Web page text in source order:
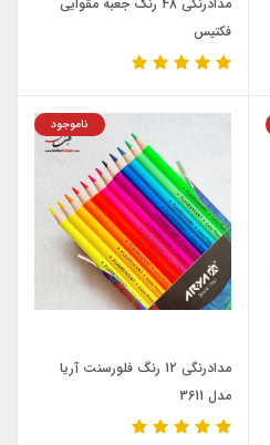
فکتیس
ناموجود
مدادرنگی 12 رنگ فلورسنت آریا
مدل 3611